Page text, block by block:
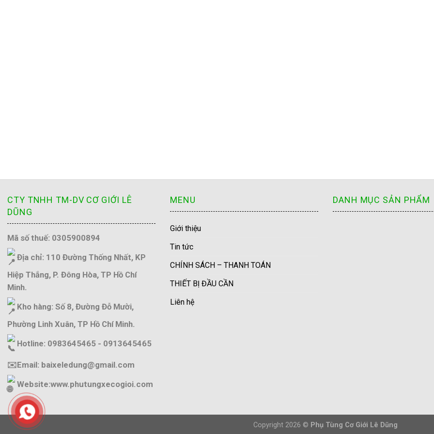
CTY TNHH TM-DV CƠ GIỚI LÊ
DŨNG
Mã số thuế: 0305900894
Địa chỉ: 110 Đường Thống Nhất, KP
Hiệp Thắng, P. Đông Hòa, TP Hồ Chí
Minh.
Kho hàng: Số 8, Đường Đỗ Mười,
Phường Linh Xuân, TP Hồ Chí Minh.
Hotline: 0983645465 - 0913645465
✉️Email: baixeledung@gmail.com
Website:www.phutungxecogioi.com
MENU
Giới thiệu
Tin tức
CHÍNH SÁCH – THANH TOÁN
THIẾT BỊ ĐẦU CẦN
Liên hệ
DANH MỤC SẢN PHẨM
Copyright 2026 © Phụ Tùng Cơ Giới Lê Dũng